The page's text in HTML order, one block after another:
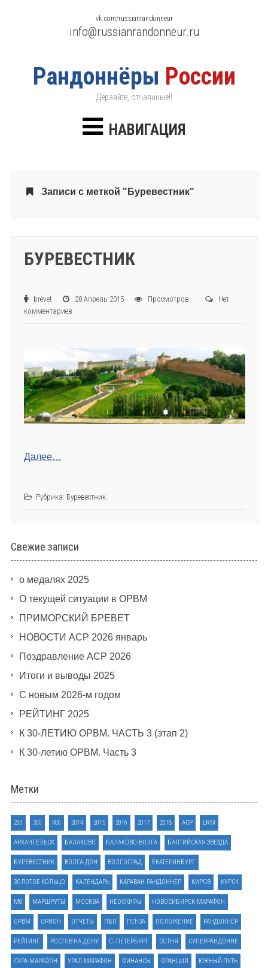
Рандоннёры России
Дерзайте, отчаянные!!
vk.com/russianrandonneur
info@russianrandonneur.ru
НАВИГАЦИЯ
Записи с меткой "Буревестник"
БУРЕВЕСТНИК
brevet 28 Апрель 2015 Просмотров:
Нет
комментариев
Далее…
Рубрика: Буревестник
Свежие записи
о медалях 2025
О текущей ситуации в ОРВМ
ПРИМОРСКИЙ БРЕВЕТ
НОВОСТИ АСР 2026 январь
Поздравление АСР 2026
Итоги и выводы 2025
С новым 2026-м годом
РЕЙТИНГ 2025
К 30-ЛЕТИЮ ОРВМ. ЧАСТЬ 3 (этап 2)
К 30-летию ОРВМ. Часть 3
Метки
200 300 400 2014 2015 2016 2017 2018 ACP LRM
АРХАНГЕЛЬСК БАЛАКОВО БАЛАКОВО-ВОЛГА БАЛТИЙСКАЯ ЗВЕЗДА
БУРЕВЕСТНИК ВОЛГА-ДОН ВОЛГОГРАД ЕКАТЕРИНБУРГ
ЗОЛОТОЕ КОЛЬЦО КАЛЕНДАРЬ КАРАВАН-РАНДОННЕР КИРОВ КУРСК
М8 МАРШРУТЫ МОСКВА НЕОСКИФЫ НОВОСИБИРСК-МАРАФОН
ОРВМ ОРИОН ОТЧЕТЫ ПБП ПЕНЗА ПОЛОЖЕНИЕ РАНДОННЁР
РЕЙТИНГ РОСТОВ НА ДОНУ С.-ПЕТЕРБУРГ СОТНЯ СУПЕРРАНДОННЕ
СУРА-МАРАФОН УРАЛ-МАРАФОН ФИНАНСЫ ФРАНЦИЯ ЮЖНЫЙ ПУТЬ